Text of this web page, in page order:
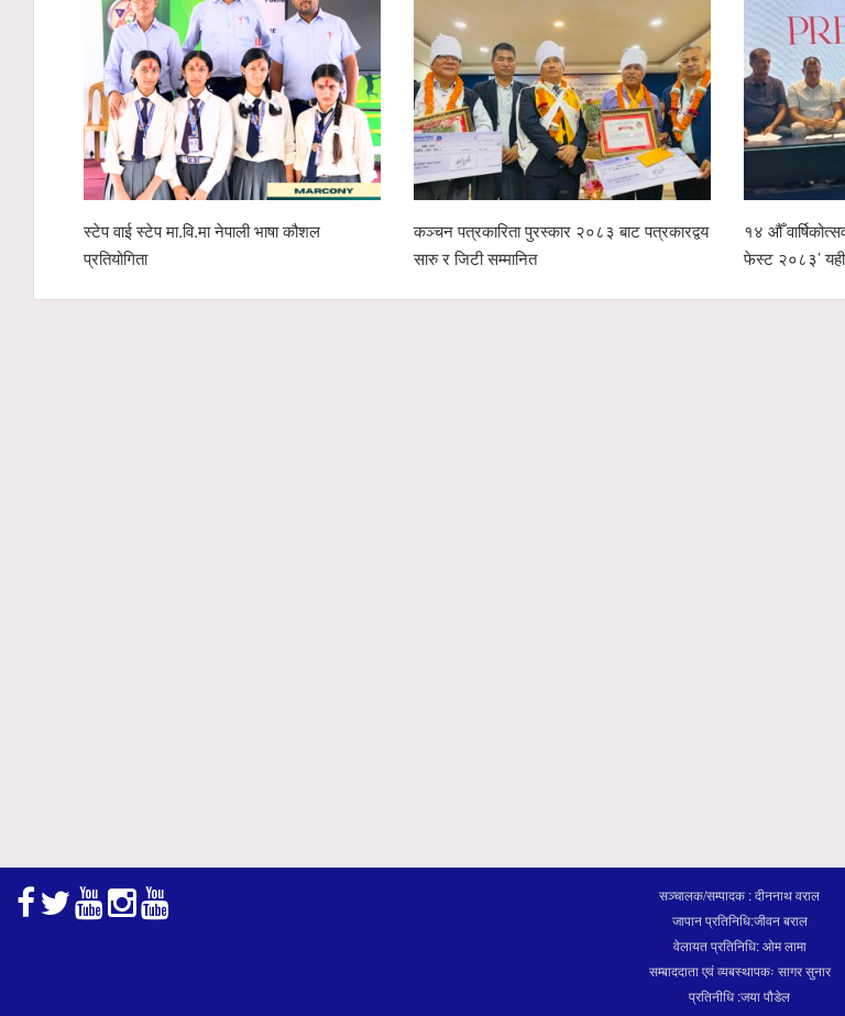
स्टेप वाई स्टेप मा.वि.मा नेपाली भाषा कौशल
प्रतियोगिता
कञ्चन पत्रकारिता पुरस्कार २०८३ बाट पत्रकारद्वय
सारु र जिटी सम्मानित
१४ औँ
फेस्ट २०८३’
सञ्चालक/सम्पादक : दीननाथ वराल
जापान प्रतिनिधि:जीवन बराल
वेलायत प्रतिनिधि: ओम लामा
सम्बाददाता एवं व्यबस्थापकः सागर सुनार
प्रतिनीधि :जया पौडेल